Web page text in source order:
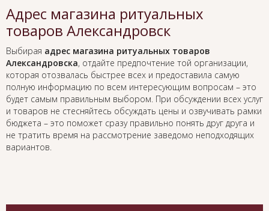
Адрес магазина ритуальных
товаров Александровск
Выбирая адрес магазина ритуальных товаров
Александровска, отдайте предпочтение той организации,
которая отозвалась быстрее всех и предоставила самую
полную информацию по всем интересующим вопросам – это
будет самым правильным выбором. При обсуждении всех услуг
и товаров не стесняйтесь обсуждать цены и озвучивать рамки
бюджета – это поможет сразу правильно понять друг друга и
не тратить время на рассмотрение заведомо неподходящих
вариантов.